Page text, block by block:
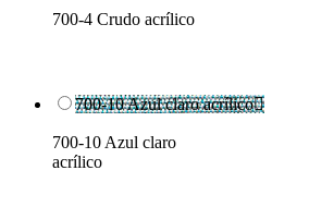
700-4 Crudo acrílico
700-10 Azul claro acrílico
700-10 Azul claro
acrílico